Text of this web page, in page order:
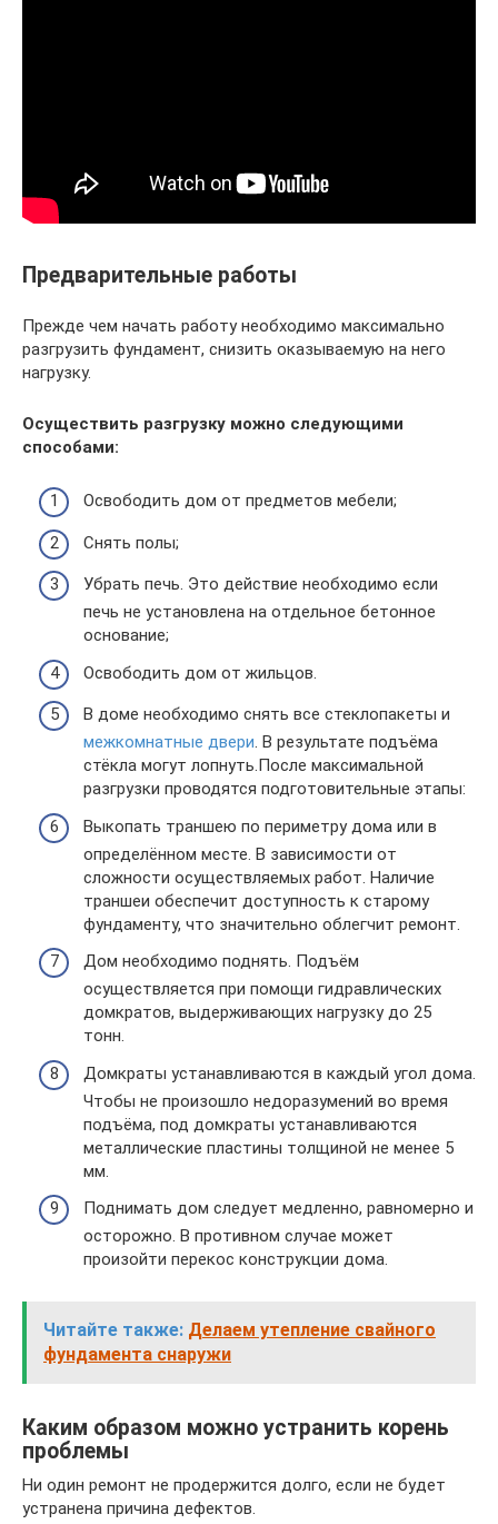
Предварительные работы
Прежде чем начать работу необходимо максимально
разгрузить фундамент, снизить оказываемую на него
нагрузку.
Осуществить разгрузку можно следующими
способами:
Освободить дом от предметов мебели;
Снять полы;
Убрать печь. Это действие необходимо если
печь не установлена на отдельное бетонное
основание;
Освободить дом от жильцов.
В доме необходимо снять все стеклопакеты и
межкомнатные двери. В результате подъёма
стёкла могут лопнуть.После максимальной
разгрузки проводятся подготовительные этапы:
Выкопать траншею по периметру дома или в
определённом месте. В зависимости от
сложности осуществляемых работ. Наличие
траншеи обеспечит доступность к старому
фундаменту, что значительно облегчит ремонт.
Дом необходимо поднять. Подъём
осуществляется при помощи гидравлических
домкратов, выдерживающих нагрузку до 25
тонн.
Домкраты устанавливаются в каждый угол дома.
Чтобы не произошло недоразумений во время
подъёма, под домкраты устанавливаются
металлические пластины толщиной не менее 5
мм.
Поднимать дом следует медленно, равномерно и
осторожно. В противном случае может
произойти перекос конструкции дома.
Читайте также: Делаем утепление свайного
фундамента снаружи
Каким образом можно устранить корень
проблемы
Ни один ремонт не продержится долго, если не будет
устранена причина дефектов.